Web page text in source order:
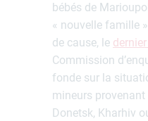
bébés de
« nouvelle famille
de cause, le
Commission
fonde sur la
mineurs
Donetsk, Kharhiv